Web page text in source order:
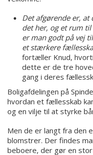
Det afgørende er, at
det her, og et rum til
er man godt på vej
et stærkere
fortæller Knud,
dette er de tre
gang i deres
Boligafdelingen på
hvordan et fællesskab
og en vilje til at styrke
Men de er langt fra den
blomstrer. Der findes
beboere, der gør en